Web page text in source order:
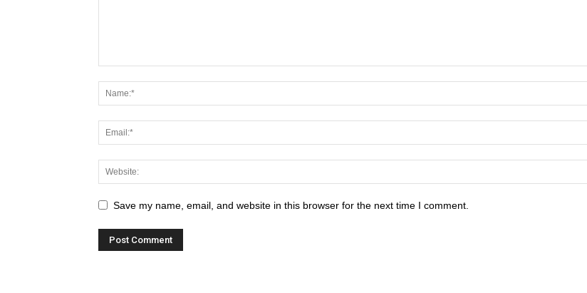
Save my name, email, and website in this browser for the next time I comment.